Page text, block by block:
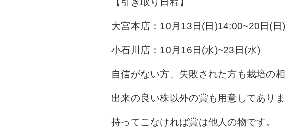
大宮本店：10月13日(日)14:00~20日(日)
小石川店：10月16日(水)~23日(水)
自信がない方、失敗された方も栽培の
出来の良い株以外の賞も用意してありま
持ってこなければ賞は他人の物です。